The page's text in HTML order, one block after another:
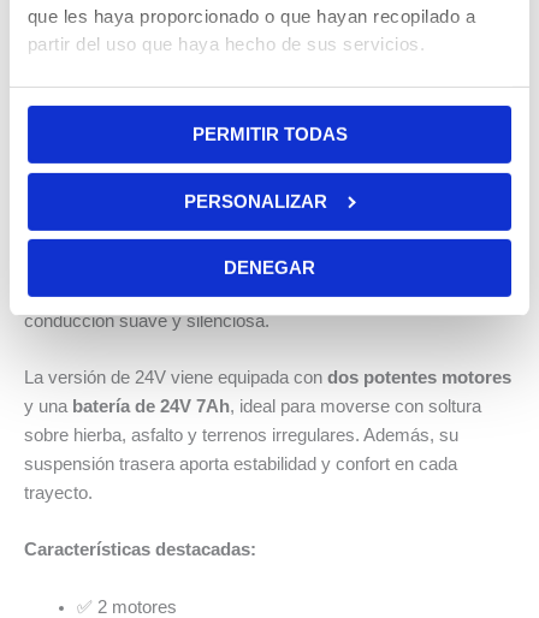
que les haya proporcionado o que hayan recopilado a
partir del uso que haya hecho de sus servicios.
PERMITIR TODAS
PERSONALIZAR
DENEGAR
AVISARME CUANDO ESTÉ
DISPONIBLE
Vehículos para Niños
Inspirado en los vehículos UTV más vendidos de
Norteamérica, este modelo infantil no se queda atrás:
incorpora un diseño robusto, detalles realistas como puertas
funcionales, dos asientos y ruedas de goma EVA para una
conducción suave y silenciosa.
La versión de 24V viene equipada con dos potentes motores
y una batería de 24V 7Ah, ideal para moverse con soltura
sobre hierba, asfalto y terrenos irregulares. Además, su
suspensión trasera aporta estabilidad y confort en cada
trayecto.
Características destacadas:
✅ 2 motores